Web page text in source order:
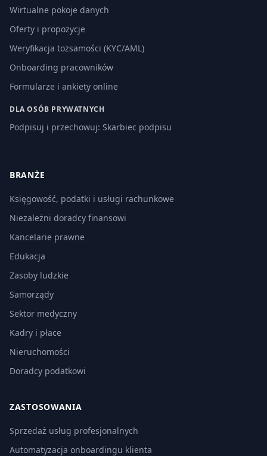
Wirtualne pokoje danych
Oferty i propozycje
Weryfikacja tożsamości (KYC/AML)
Onboarding pracowników
Formularze i ankiety online
DLA OSÓB PRYWATNYCH
Podpisuj i przechowuj: Skarbiec podpisu
BRANŻE
Księgowość, podatki i usługi rachunkowe
Niezależni doradcy finansowi
Kancelarie prawne
Edukacja
Zasoby ludzkie
Samorządy
Sektor medyczny
Kadry i płace
Nieruchomości
Doradcy podatkowi
ZASTOSOWANIA
Sprzedaż usług profesjonalnych
Automatyzacja onboardingu klienta